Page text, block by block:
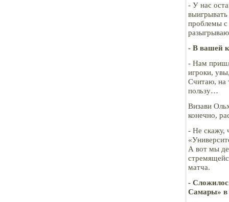
- У нас
проблемы с
- В вашей
- Нам
игроки,
Считаю, на
пользу…
Визави
конечно,
- Не скажу,
А вот мы
матча.
-
Самары» в